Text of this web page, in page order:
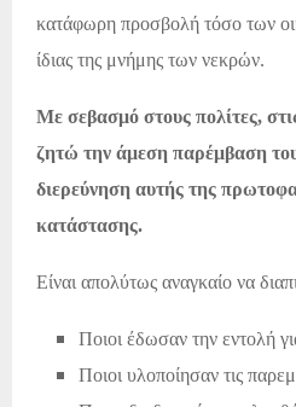
κατάφωρη προσβολή τόσο των
ίδιας της μνήμης των νεκρών.
Με σεβασμό στους πολίτες,
ζητώ την άμεση παρέμβαση
διερεύνηση αυτής της
κατάστασης.
Είναι απολύτως αναγκαίο να
Ποιοι έδωσαν την εντολή
Ποιοι υλοποίησαν τις